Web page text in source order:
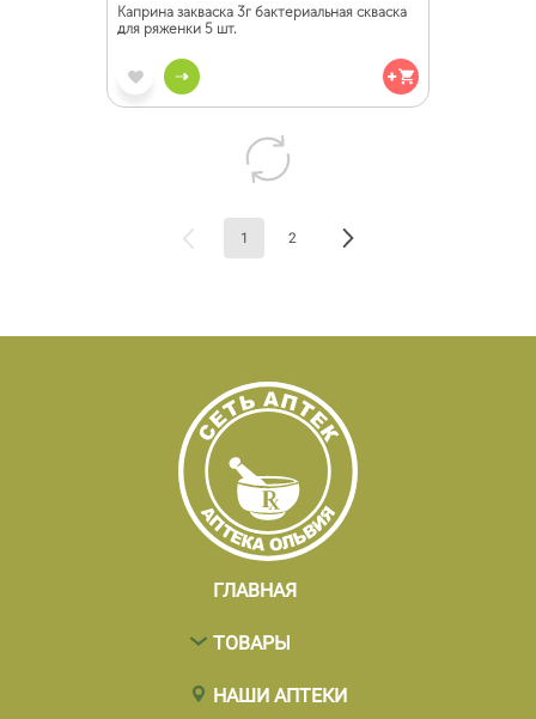
Каприна закваска 3г бактериальная скваска
для ряженки 5 шт.
1 2
ГЛАВНАЯ
ТОВАРЫ
НАШИ АПТЕКИ